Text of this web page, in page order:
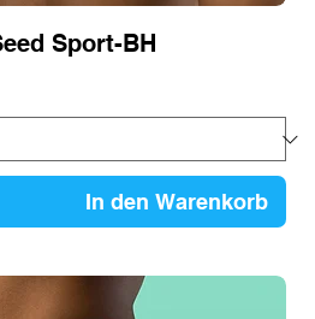
Sport-BH
In den Warenkorb